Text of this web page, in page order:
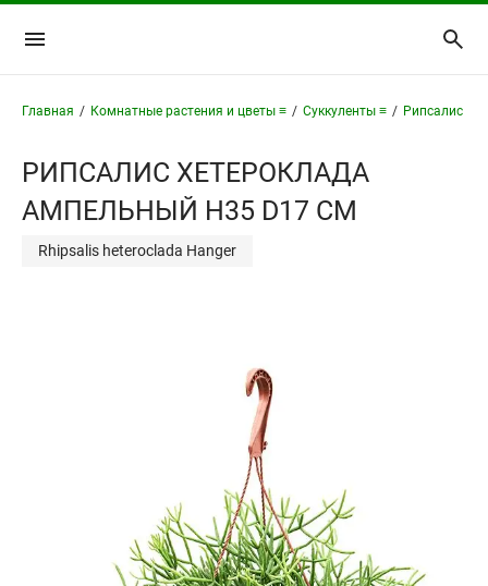
Главная / Комнатные растения и цветы ≡ / Суккуленты ≡ / Рипсалис ≡
РИПСАЛИС ХЕТЕРОКЛАДА
АМПЕЛЬНЫЙ H35 D17 СМ
Rhipsalis heteroclada Hanger